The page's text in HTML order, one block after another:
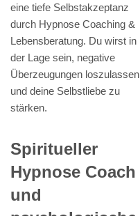
eine tiefe Selbstakzeptanz
durch Hypnose Coaching &
Lebensberatung. Du wirst in
der Lage sein, negative
Überzeugungen loszulassen
und deine Selbstliebe zu
stärken.
Spiritueller
Hypnose Coach
und